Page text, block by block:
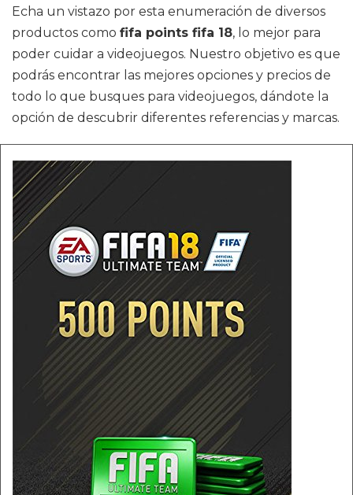
Echa un vistazo por esta enumeración de diversos
productos como fifa points fifa 18, lo mejor para
poder cuidar a videojuegos. Nuestro objetivo es que
podrás encontrar las mejores opciones y precios de
todo lo que busques para videojuegos, dándote la
opción de descubrir diferentes referencias y marcas.